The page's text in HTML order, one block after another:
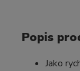
Popis
Jako